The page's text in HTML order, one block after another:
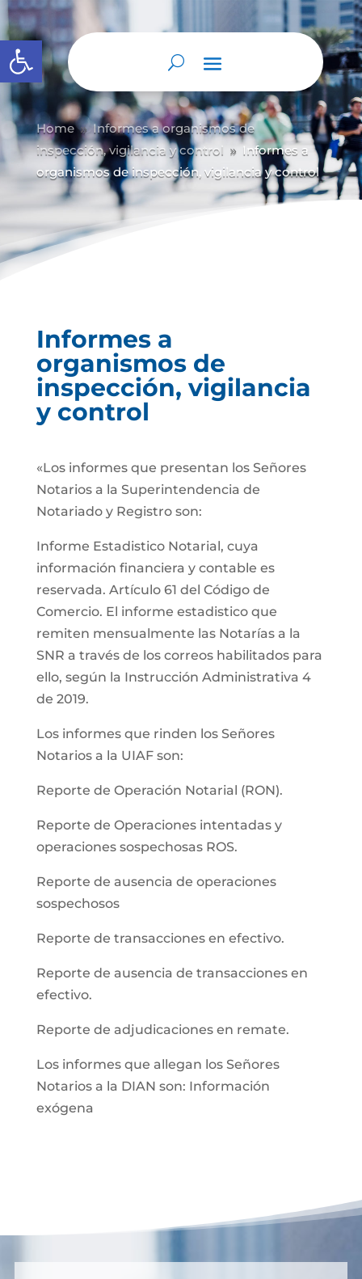
Abrir barra de herramientas
Home 9 Informes a organismos de
inspección, vigilancia y control 9
Informes a
organismos de inspección, vigilancia y control
Informes a
organismos de
inspección, vigilancia
y control
«Los informes que presentan los Señores
Notarios a la Superintendencia de
Notariado y Registro son:
Informe Estadistico Notarial, cuya
información financiera y contable es
reservada. Artículo 61 del Código de
Comercio. El informe estadistico que
remiten mensualmente las Notarías a la
SNR a través de los correos habilitados para
ello, según la Instrucción Administrativa 4
de 2019.
Los informes que rinden los Señores
Notarios a la UIAF son:
Reporte de Operación Notarial (RON).
Reporte de Operaciones intentadas y
operaciones sospechosas ROS.
Reporte de ausencia de operaciones
sospechosos
Reporte de transacciones en efectivo.
Reporte de ausencia de transacciones en
efectivo.
Reporte de adjudicaciones en remate.
Los informes que allegan los Señores
Notarios a la DIAN son: Información
exógena